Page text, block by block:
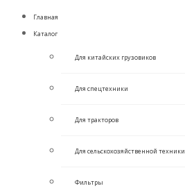
Главная
Каталог
Для китайских грузовиков
Для спецтехники
Для тракторов
Для сельскохозяйственной техники
Фильтры